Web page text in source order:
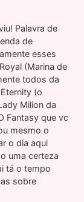
Palavra de
de
esses
(Marina de
todos da
(o
Milion da
Fantasy que vc
mesmo o
o dia aqui
uma certeza
tá o tempo
sobre